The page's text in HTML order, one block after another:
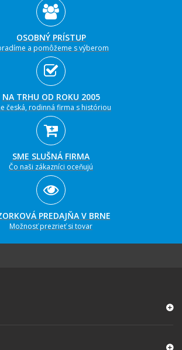
OSOBNÝ PRÍSTUP
a pomôžeme s výberom
NA TRHU OD ROKU 2005
česká, rodinná firma s históriou
SME SLUŠNÁ FIRMA
Čo naši zákazníci oceňujú
PREDAJŇA V BRNE
Možnosť prezrieť si tovar